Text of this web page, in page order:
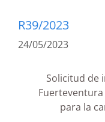
R39/2023
24/05/2023
Solicitud de
para la